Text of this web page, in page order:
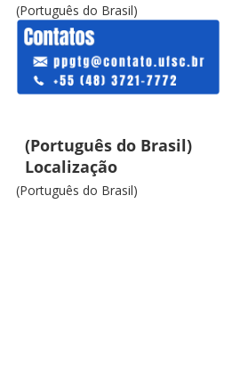
(Português do Brasil)
(Português do Brasil)
Localização
(Português do Brasil)